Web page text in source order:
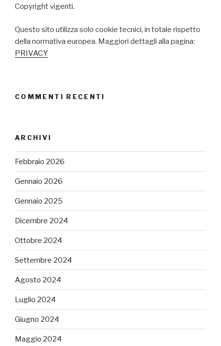
Copyright vigenti.
Questo sito utilizza solo cookie tecnici, in totale rispetto
della normativa europea. Maggiori dettagli alla pagina:
PRIVACY
COMMENTI RECENTI
ARCHIVI
Febbraio 2026
Gennaio 2026
Gennaio 2025
Dicembre 2024
Ottobre 2024
Settembre 2024
Agosto 2024
Luglio 2024
Giugno 2024
Maggio 2024